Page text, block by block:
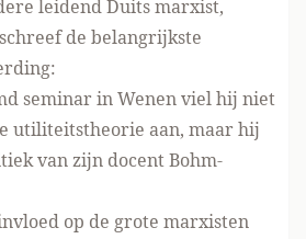
leidend Duits marxist,
de belangrijkste
seminar in Wenen viel hij niet
utiliteitstheorie aan, maar hij
van zijn docent Bohm-
op de grote marxisten